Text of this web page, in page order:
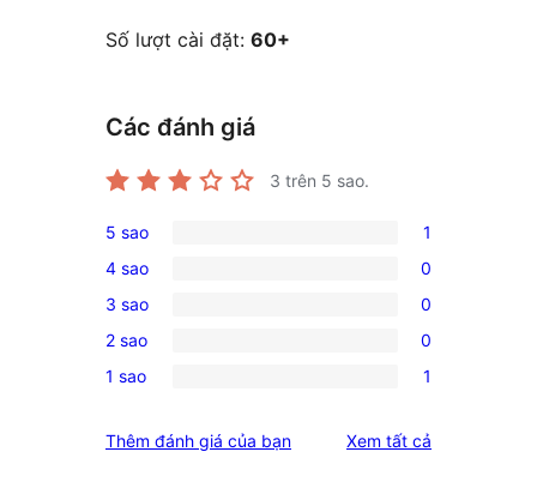
Số lượt cài đặt: 60+
Các đánh giá
3 trên 5 sao.
1
5-
star
review
5 sao 1
0
4-
star
reviews
4 sao 0
0
3-
star
3 sao 0
0
2-
reviews
2 sao 0
1
star
1 sao 1
Thêm đánh giá của bạn Xem tất cả